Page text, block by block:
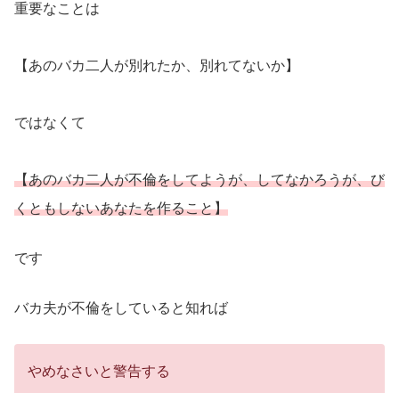
重要なことは
【あのバカ二人が別れたか、別れてないか】
ではなくて
【あのバカ二人が不倫をしてようが、してなかろうが、び
くともしないあなたを作ること】
です
バカ夫が不倫をしていると知れば
やめなさいと警告する